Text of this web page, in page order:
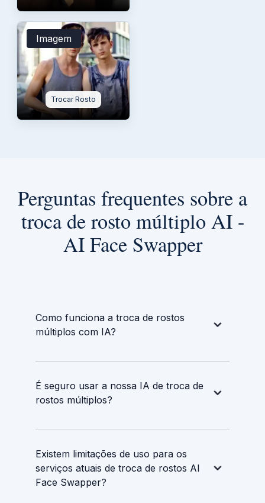
Imagem
Trocar Rosto
Perguntas frequentes sobre a
troca de rosto múltiplo AI -
AI Face Swapper
Como funciona a troca de rostos
múltiplos com IA?
É seguro usar a nossa IA de troca de
rostos múltiplos?
Existem limitações de uso para os
serviços atuais de troca de rostos AI
Face Swapper?